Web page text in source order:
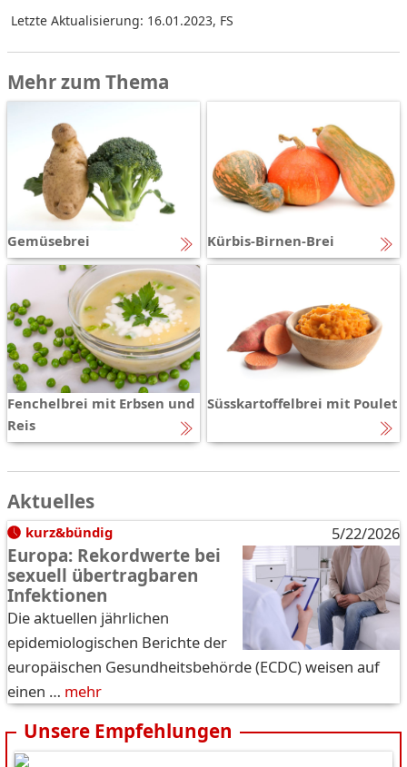
Letzte Aktualisierung: 16.01.2023, FS
Mehr zum Thema
Gemüsebrei Kürbis-Birnen-Brei
Fenchelbrei mit Erbsen und
Reis
Süsskartoffelbrei mit Poulet
Aktuelles
kurz&bündig 5/22/2026
Europa: Rekordwerte bei
sexuell übertragbaren
Infektionen
Die aktuellen jährlichen
epidemiologischen Berichte der
europäischen Gesundheitsbehörde (ECDC) weisen auf
einen … mehr
Unsere Empfehlungen